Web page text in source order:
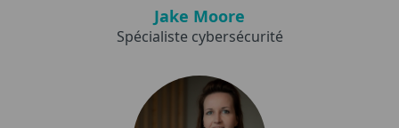
Jake Moore
Spécialiste cybersécurité